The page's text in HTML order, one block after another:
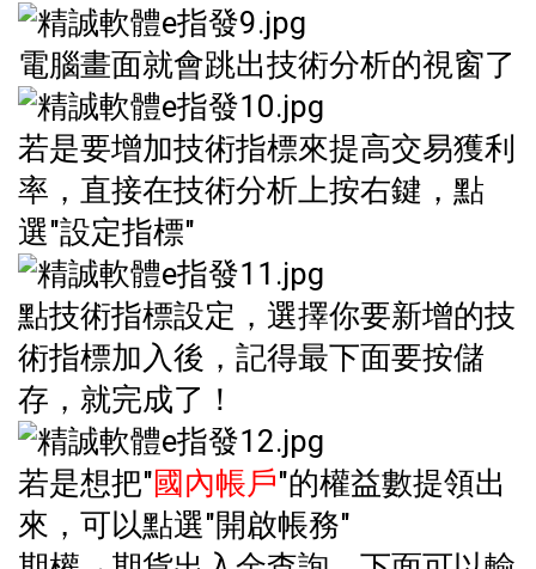
電腦畫面就會跳出技術分析的視窗了
若是要增加技術指標來提高交易獲利
率，直接在技術分析上按右鍵，點
選"設定指標"
點技術指標設定，選擇你要新增的技
術指標加入後，記得最下面要按儲
存，就完成了！
若是想把"國內帳戶"的權益數提領出
來，可以點選"開啟帳務"